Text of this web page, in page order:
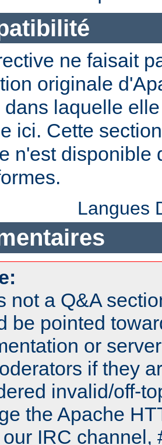
ne faisait
originale
laquelle
ici. Cette
n'est disponible
Langues
not a Q&A
be pointed
or
if they
invalid/off-
the Apache
IRC channel,